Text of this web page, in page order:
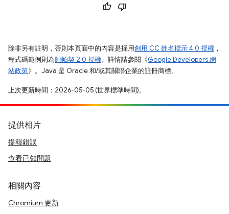
除非另有註明，否則本頁面中的內容是採用創用 CC 姓名標示 4.0 授權 ，
程式碼範例則為阿帕契 2.0 授權。詳情請參閱《Google Developers 網
站政策》。Java 是 Oracle 和/或其關聯企業的註冊商標。
上次更新時間：2026-05-05 (世界標準時間)。
提供相片
提報錯誤
查看已知問題
相關內容
Chromium 更新